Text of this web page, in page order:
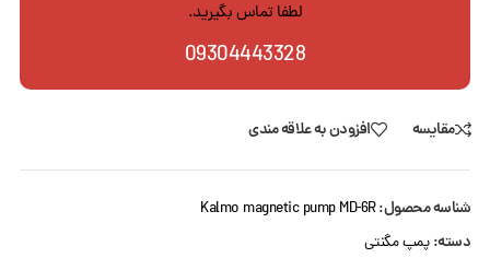
لطفا تماس بگیرید.
09304443328
مقایسه افزودن به علاقه مندی
شناسه محصول:Kalmo magnetic pump MD-6R
دسته: پمپ مگنتی